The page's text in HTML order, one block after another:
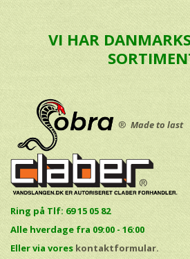
VI HAR
® Made to last
Ring på Tlf: 69 15 05 82
Alle hverdage fra 09:00 - 16:00
Eller via vores kontaktformular.